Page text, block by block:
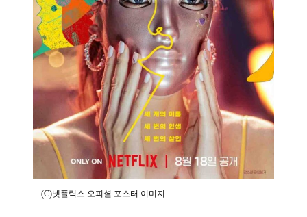
(C)넷플릭스 오피셜 포스터 이미지